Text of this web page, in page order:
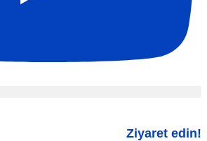
Ziyaret edin!